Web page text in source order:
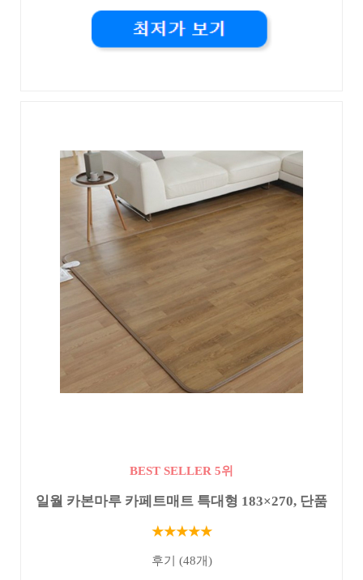
BEST SELLER 5위
일월 카본마루 카페트매트 특대형 183×270, 단품
★★★★★
후기 (48개)